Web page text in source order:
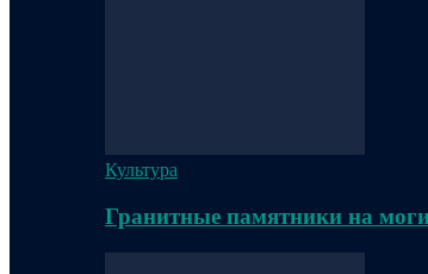
Культура
Гранитные памятники на